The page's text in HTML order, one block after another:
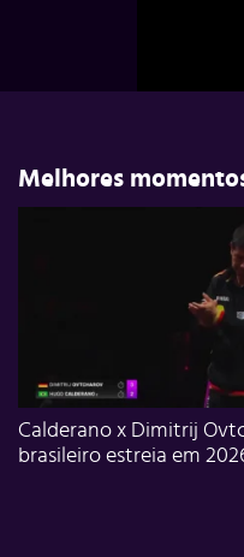
Melhores
Calderano x Dimitrij
brasileiro estreia em